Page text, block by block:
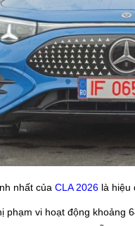
nhất của CLA 2026 là hiệu
phạm vi hoạt động